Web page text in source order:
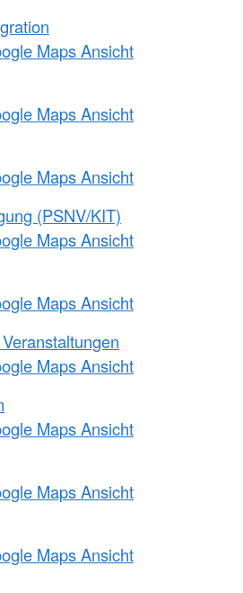
Maps Ansicht
Maps Ansicht
Maps Ansicht
(PSNV/KIT)
Maps Ansicht
Maps Ansicht
Maps Ansicht
Maps Ansicht
Maps Ansicht
Maps Ansicht